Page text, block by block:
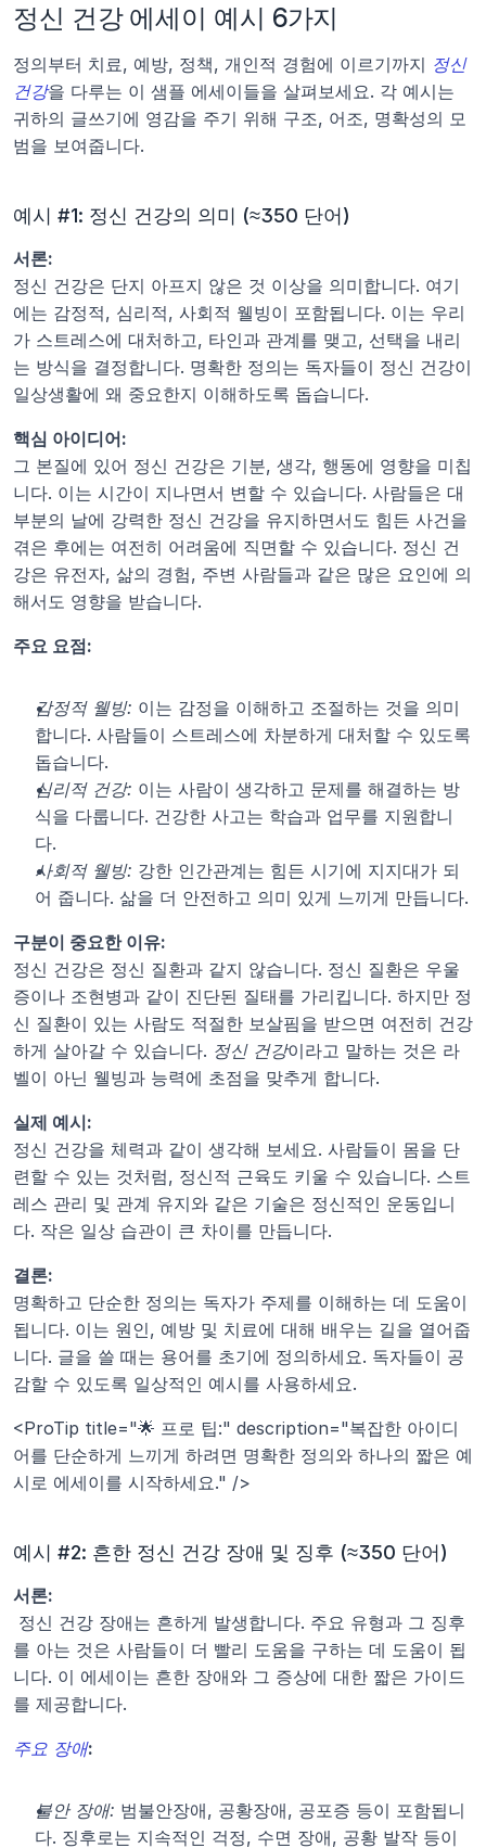
정신 건강 에세이 예시 6가지
정의부터 치료, 예방, 정책, 개인적 경험에 이르기까지 정신
건강을 다루는 이 샘플 에세이들을 살펴보세요. 각 예시는
귀하의 글쓰기에 영감을 주기 위해 구조, 어조, 명확성의 모
범을 보여줍니다.
예시 #1: 정신 건강의 의미 (≈350 단어)
서론:
정신 건강은 단지 아프지 않은 것 이상을 의미합니다. 여기
에는 감정적, 심리적, 사회적 웰빙이 포함됩니다. 이는 우리
가 스트레스에 대처하고, 타인과 관계를 맺고, 선택을 내리
는 방식을 결정합니다. 명확한 정의는 독자들이 정신 건강이
일상생활에 왜 중요한지 이해하도록 돕습니다.
핵심 아이디어:
그 본질에 있어 정신 건강은 기분, 생각, 행동에 영향을 미칩
니다. 이는 시간이 지나면서 변할 수 있습니다. 사람들은 대
부분의 날에 강력한 정신 건강을 유지하면서도 힘든 사건을
겪은 후에는 여전히 어려움에 직면할 수 있습니다. 정신 건
강은 유전자, 삶의 경험, 주변 사람들과 같은 많은 요인에 의
해서도 영향을 받습니다.
주요 요점:
감정적 웰빙: 이는 감정을 이해하고 조절하는 것을 의미
합니다. 사람들이 스트레스에 차분하게 대처할 수 있도록
돕습니다.
심리적 건강: 이는 사람이 생각하고 문제를 해결하는 방
식을 다룹니다. 건강한 사고는 학습과 업무를 지원합니
다.
사회적 웰빙: 강한 인간관계는 힘든 시기에 지지대가 되
어 줍니다. 삶을 더 안전하고 의미 있게 느끼게 만듭니다.
구분이 중요한 이유:
정신 건강은 정신 질환과 같지 않습니다. 정신 질환은 우울
증이나 조현병과 같이 진단된 질태를 가리킵니다. 하지만 정
신 질환이 있는 사람도 적절한 보살핌을 받으면 여전히 건강
하게 살아갈 수 있습니다. 정신 건강이라고 말하는 것은 라
벨이 아닌 웰빙과 능력에 초점을 맞추게 합니다.
실제 예시:
정신 건강을 체력과 같이 생각해 보세요. 사람들이 몸을 단
련할 수 있는 것처럼, 정신적 근육도 키울 수 있습니다. 스트
레스 관리 및 관계 유지와 같은 기술은 정신적인 운동입니
다. 작은 일상 습관이 큰 차이를 만듭니다.
결론:
명확하고 단순한 정의는 독자가 주제를 이해하는 데 도움이
됩니다. 이는 원인, 예방 및 치료에 대해 배우는 길을 열어줍
니다. 글을 쓸 때는 용어를 초기에 정의하세요. 독자들이 공
감할 수 있도록 일상적인 예시를 사용하세요.
<ProTip title="🌟 프로 팁:" description="복잡한 아이디
어를 단순하게 느끼게 하려면 명확한 정의와 하나의 짧은 예
시로 에세이를 시작하세요." />
예시 #2: 흔한 정신 건강 장애 및 징후 (≈350 단어)
서론:
를 아는 것은 사람들이 더 빨리 도움을 구하는 데 도움이 됩
니다. 이 에세이는 흔한 장애와 그 증상에 대한 짧은 가이드
를 제공합니다.
주요 장애:
불안 장애: 범불안장애, 공황장애, 공포증 등이 포함됩니
다. 징후로는 지속적인 걱정, 수면 장애, 공황 발작 등이